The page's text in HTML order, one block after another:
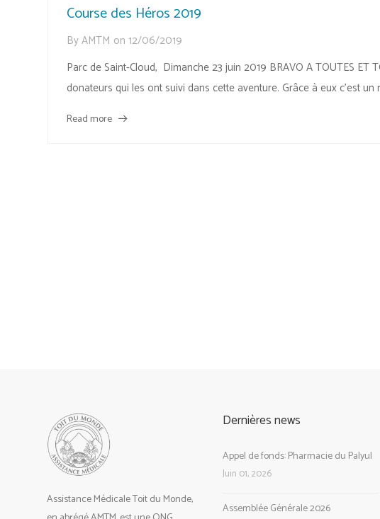
Course des Héros 2019
ByAMTM on 12/06/2019
Parc de Saint-Cloud, Dimanche 23 juin 2019 BRAVO A TOUTES
donateurs qui les ont suivi dans cette aventure. Grâce à eux c’est
Read more
Assistance Médicale Toit du Monde,
Dernières news
Appel de fonds: Pharmacie du Palyul
Juin 01, 2026
Assemblée Générale 2026